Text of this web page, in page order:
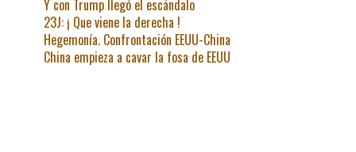
Y con Trump llegó el escándalo
23J: ¡ Que viene la derecha !
Hegemonía. Confrontación EEUU-China
China empieza a cavar la fosa de EEUU